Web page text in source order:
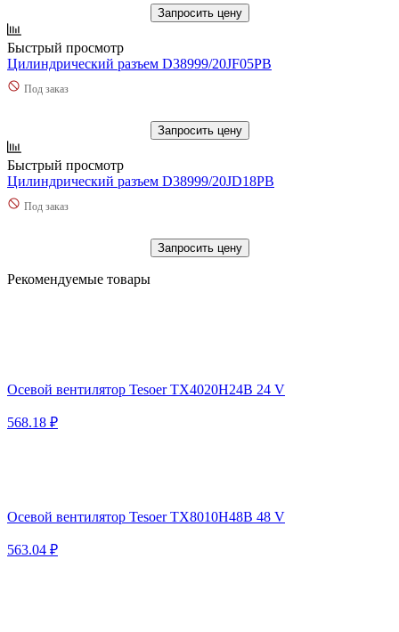
Запросить цену
Быстрый просмотр
Цилиндрический разъем D38999/20JF05PB
Под заказ
Запросить цену
Быстрый просмотр
Цилиндрический разъем D38999/20JD18PB
Под заказ
Запросить цену
Рекомендуемые товары
Осевой вентилятор Tesoer TX4020H24B 24 V
568.18 ₽
Осевой вентилятор Tesoer TX8010H48B 48 V
563.04 ₽